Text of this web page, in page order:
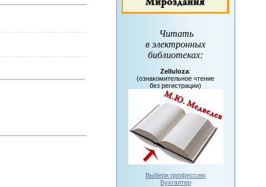
Читать
в электронных
библиотеках:
Zelluloza:
(ознакомительное чтение
без регистрации)
Выбери профессию
Бухгалтер